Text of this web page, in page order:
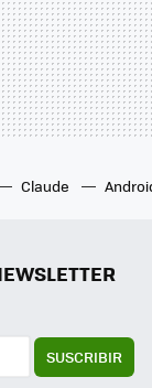
Claude
SUSCRIBIR